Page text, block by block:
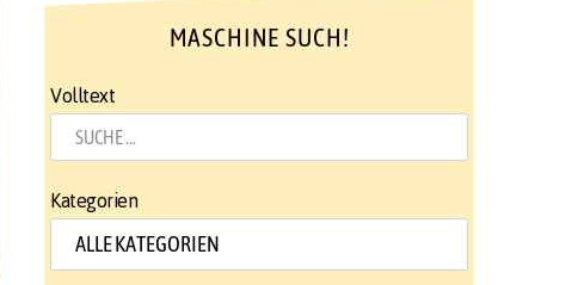
MASCHINE SUCH!
Volltext
Kategorien